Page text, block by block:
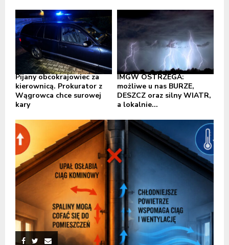
Pijany obcokrajowiec za
kierownicą. Prokurator z
Wągrowca chce surowej
kary
IMGW OSTRZEGA:
możliwe u nas BURZE,
DESZCZ oraz silny WIATR,
a lokalnie...